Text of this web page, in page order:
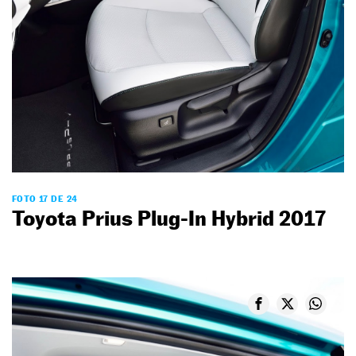
FOTO 17 DE 24
Toyota Prius Plug-In Hybrid 2017